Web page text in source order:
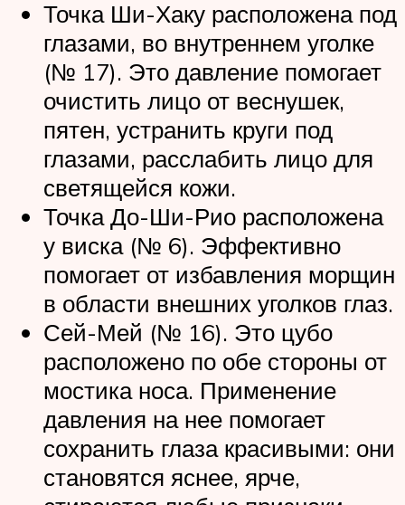
Точка Ши-Хаку расположена под
глазами, во внутреннем уголке
(№ 17). Это давление помогает
очистить лицо от веснушек,
пятен, устранить круги под
глазами, расслабить лицо для
светящейся кожи.
Точка До-Ши-Рио расположена
у виска (№ 6). Эффективно
помогает от избавления морщин
в области внешних уголков глаз.
Сей-Мей (№ 16). Это цубо
расположено по обе стороны от
мостика носа. Применение
давления на нее помогает
сохранить глаза красивыми: они
становятся яснее, ярче,